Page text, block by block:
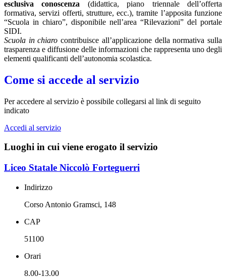
esclusiva conoscenza (didattica, piano triennale dell’offerta
formativa, servizi offerti, strutture, ecc.), tramite l’apposita funzione
“Scuola in chiaro”, disponibile nell’area “Rilevazioni” del portale
SIDI.
Scuola in chiaro contribuisce all’applicazione della normativa sulla
trasparenza e diffusione delle informazioni che rappresenta uno degli
elementi qualificanti dell’autonomia scolastica.
Come si accede al servizio
Per accedere al servizio è possibile collegarsi al link di seguito
indicato
Accedi al servizio
Luoghi in cui viene erogato il servizio
Liceo Statale Niccolò Forteguerri
Indirizzo
Corso Antonio Gramsci, 148
CAP
51100
Orari
8.00-13.00